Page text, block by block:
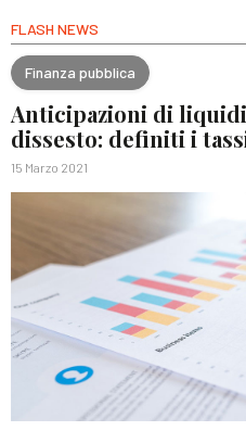
FLASH NEWS
Finanza pubblica
Anticipazioni di
dissesto: definiti i
15 Marzo 2021